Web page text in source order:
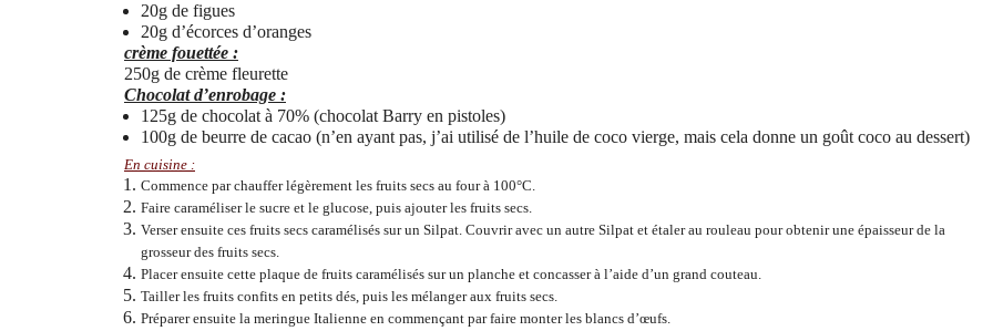
20g de figues
20g d’écorces d’oranges
crème fouettée :
250g de crème fleurette
Chocolat d’enrobage :
125g de chocolat à 70% (chocolat Barry en pistoles)
100g de beurre de cacao (n’en ayant pas, j’ai utilisé de l’huile de coco vierge, mais cela donne un goût coco au dessert)
En cuisine :
Commence par chauffer légèrement les fruits secs au four à 100°C.
Faire caraméliser le sucre et le glucose, puis ajouter les fruits secs.
Verser ensuite ces fruits secs caramélisés sur un Silpat. Couvrir avec un autre Silpat et étaler au rouleau pour obtenir une épaisseur de la
grosseur des fruits secs.
Placer ensuite cette plaque de fruits caramélisés sur un planche et concasser à l’aide d’un grand couteau.
Tailler les fruits confits en petits dés, puis les mélanger aux fruits secs.
Préparer ensuite la meringue Italienne en commençant par faire monter les blancs d’œufs.